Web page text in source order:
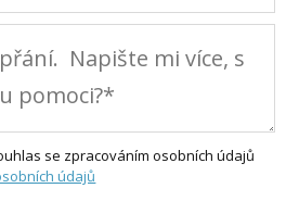
se zpracováním osobních údajů
údajů